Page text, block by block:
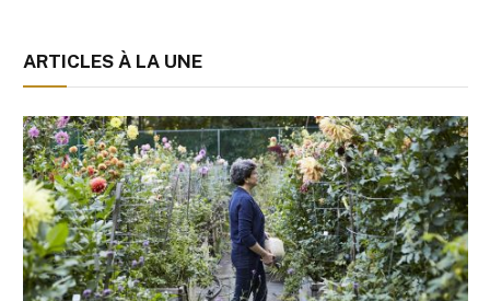
ARTICLES À LA UNE